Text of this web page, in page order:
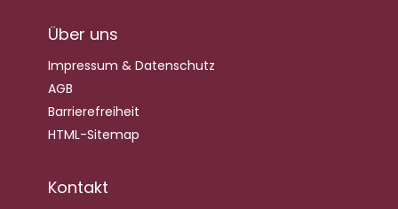
Über uns
Impressum & Datenschutz
AGB
Barrierefreiheit
HTML-Sitemap
Kontakt